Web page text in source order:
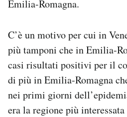
Emilia-Romagna.
C’è un motivo per cui in
più tamponi che in Emilia-
casi risultati positivi per il
di più in Emilia-Romagna
nei primi giorni
era la regione più